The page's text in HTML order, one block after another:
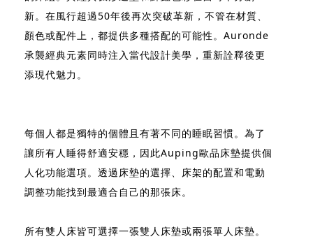
新。在風行超過50年後再次突破革新，不管在材質、
顏色或配件上，都提供多種搭配的可能性。Auronde
承襲經典元素同時注入當代設計美學，重新詮釋後更
添現代魅力。
每個人都是獨特的個體且有著不同的睡眠習慣。為了
讓所有人睡得舒適安穩，因此Auping歐品床墊提供個
人化功能選項。透過床墊的選擇、床架的配置和電動
調整功能找到最適合自己的那張床。
所有雙人床皆可選擇一張雙人床墊或兩張單人床墊。